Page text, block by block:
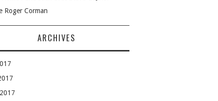
Roger Corman
ARCHIVES